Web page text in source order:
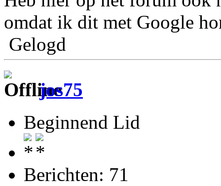
omdat ik dit met Google
Gelogd
jos75
Beginnend Lid
Berichten: 71